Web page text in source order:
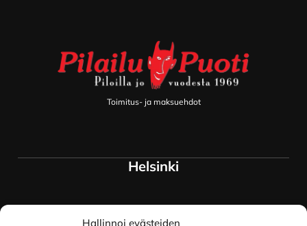
Hallinnoi evästeiden
Toimitus- ja maksuehdot
Helsinki
Siltavuorenranta 18